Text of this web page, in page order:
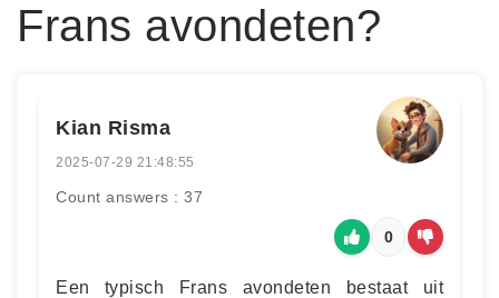
Frans avondeten?
Kian Risma
2025-07-29 21:48:55
Count answers : 37
0
Een typisch Frans avondeten bestaat uit